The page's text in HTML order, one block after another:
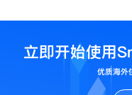
立即开始使用
优质海外